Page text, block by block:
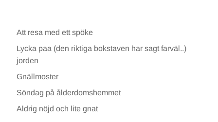
Att resa med ett spöke
Lycka paa (den riktiga bokstaven har sagt farväl..)
jorden
Gnällmoster
Söndag på ålderdomshemmet
Aldrig nöjd och lite gnat